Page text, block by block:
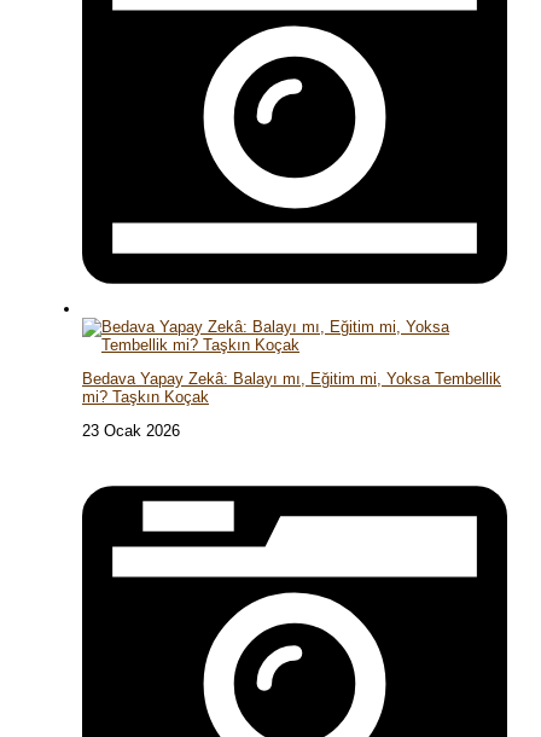
Bedava Yapay Zekâ: Balayı mı, Eğitim mi, Yoksa Tembellik
mi? Taşkın Koçak
23 Ocak 2026